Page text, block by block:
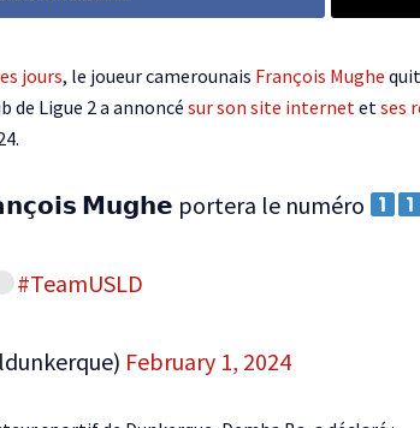
jours, le joueur camerounais François Mughe
de Ligue 2 a annoncé sur son site internet et ses
𝗠𝘂𝗴𝗵𝗲 portera le numéro
#TeamUSLD
February 1, 2024